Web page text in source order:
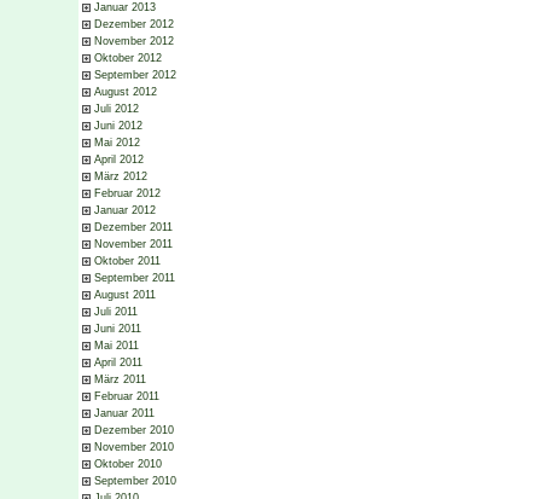
Januar 2013
Dezember 2012
November 2012
Oktober 2012
September 2012
August 2012
Juli 2012
Juni 2012
Mai 2012
April 2012
März 2012
Februar 2012
Januar 2012
Dezember 2011
November 2011
Oktober 2011
September 2011
August 2011
Juli 2011
Juni 2011
Mai 2011
April 2011
März 2011
Februar 2011
Januar 2011
Dezember 2010
November 2010
Oktober 2010
September 2010